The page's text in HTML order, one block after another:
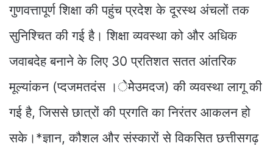
गुणवत्तापूर्ण शिक्षा की पहुंच प्रदेश के दूरस्थ अंचलों तक
सुनिश्चित की गई है। शिक्षा व्यवस्था को और अधिक
जवाबदेह बनाने के लिए 30 प्रतिशत सतत आंतरिक
मूल्यांकन (प्दजमतदंस ।ेेमेेउमदज) की व्यवस्था लागू की
गई है, जिससे छात्रों की प्रगति का निरंतर आकलन हो
सके।*ज्ञान, कौशल और संस्कारों से विकसित छत्तीसगढ़